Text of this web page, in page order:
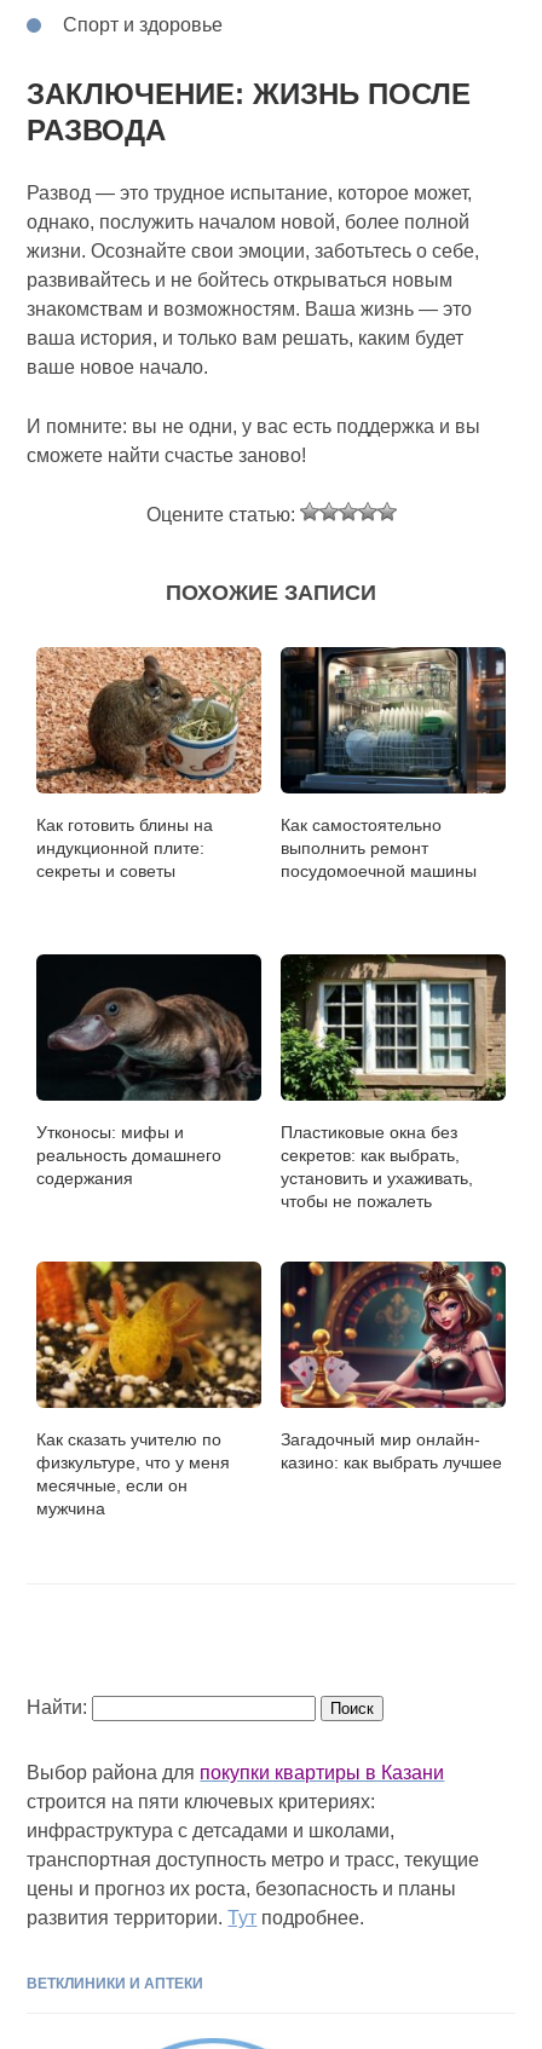
Спорт и здоровье
ЗАКЛЮЧЕНИЕ: ЖИЗНЬ ПОСЛЕ
РАЗВОДА
Развод — это трудное испытание, которое может,
однако, послужить началом новой, более полной
жизни. Осознайте свои эмоции, заботьтесь о себе,
развивайтесь и не бойтесь открываться новым
знакомствам и возможностям. Ваша жизнь — это
ваша история, и только вам решать, каким будет
ваше новое начало.
И помните: вы не одни, у вас есть поддержка и вы
сможете найти счастье заново!
Оцените статью:
ПОХОЖИЕ ЗАПИСИ
Как готовить блины на
индукционной плите:
секреты и советы
Как самостоятельно
выполнить ремонт
посудомоечной машины
Утконосы: мифы и
реальность домашнего
содержания
Пластиковые окна без
секретов: как выбрать,
установить и ухаживать,
чтобы не пожалеть
Как сказать учителю по
физкультуре, что у меня
месячные, если он
мужчина
Загадочный мир онлайн-
казино: как выбрать лучшее
Найти:
Выбор района для покупки квартиры в Казани
строится на пяти ключевых критериях:
инфраструктура с детсадами и школами,
транспортная доступность метро и трасс, текущие
цены и прогноз их роста, безопасность и планы
развития территории.Тут подробнее.
ВЕТКЛИНИКИ И АПТЕКИ